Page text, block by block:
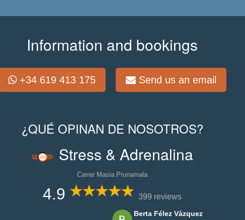
Information and bookings
+34 619 413 175 Send us an email
¿QUÉ OPINAN DE NOSOTROS?
Stress & Adrenalina
Carrer Masia Prunamala
4.9 399 reviews
Berta Félez Vázquez